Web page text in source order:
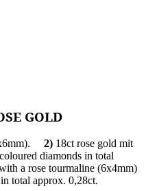
GOLD
2) 18ct rose gold mit
diamonds in total
a rose tourmaline (6x4mm)
total approx. 0,28ct.